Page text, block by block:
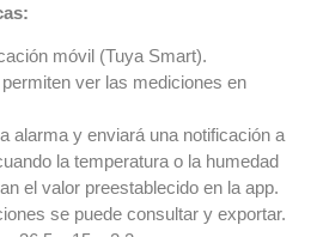
móvil (Tuya Smart).
ver las mediciones en
alarma y enviará una notificación a
la temperatura o la humedad
el valor preestablecido en la app.
se puede consultar y exportar.